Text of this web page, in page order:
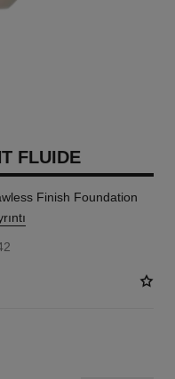
FLUIDE
Finish Foundation